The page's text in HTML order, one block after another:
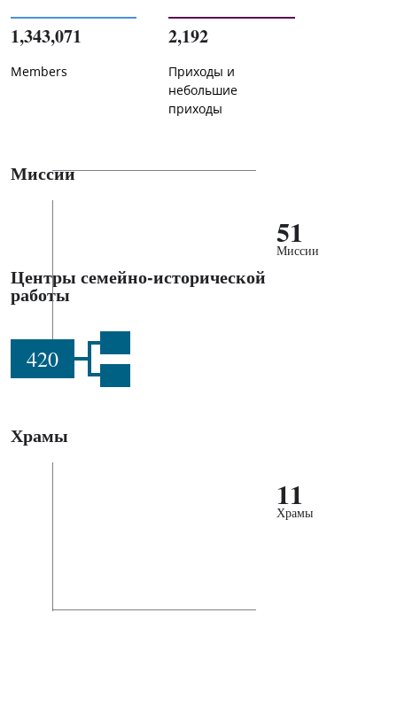
1,343,071
Members
2,192
Приходы и
небольшие
приходы
Миссии
51
Миссии
Центры семейно-исторической
работы
420
Храмы
11
Храмы